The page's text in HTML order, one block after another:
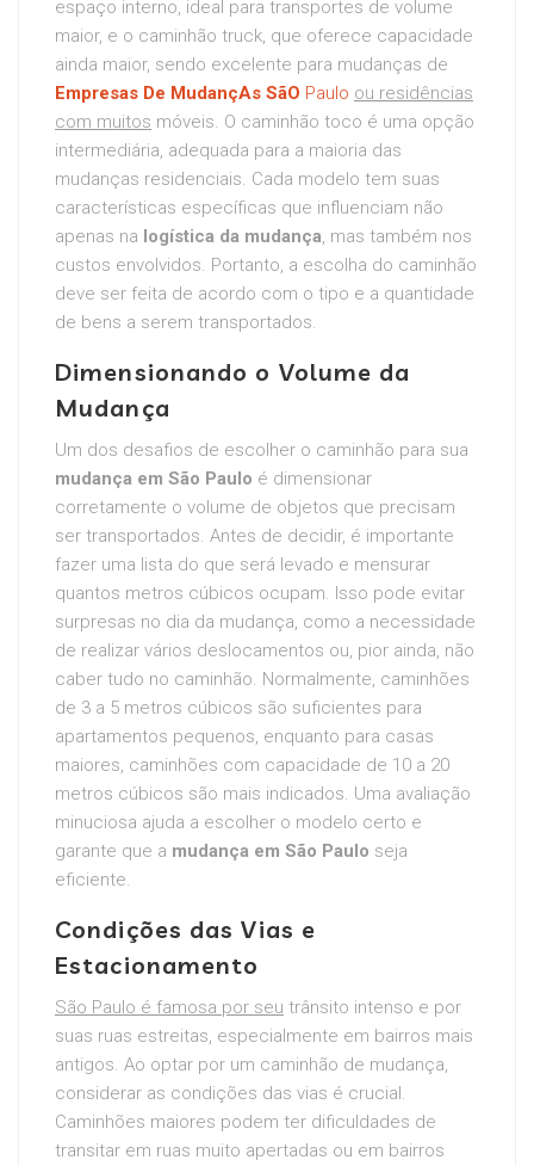
espaço interno, ideal para transportes de volume
maior, e o caminhão truck, que oferece capacidade
ainda maior, sendo excelente para mudanças de
Empresas De MudançAs SãO Paulo ou residências
com muitos móveis. O caminhão toco é uma opção
intermediária, adequada para a maioria das
mudanças residenciais. Cada modelo tem suas
características específicas que influenciam não
apenas na logística da mudança , mas também nos
custos envolvidos. Portanto, a escolha do caminhão
deve ser feita de acordo com o tipo e a quantidade
de bens a serem transportados.
Dimensionando o Volume da
Mudança
Um dos desafios de escolher o caminhão para sua
mudança em São Paulo é dimensionar
corretamente o volume de objetos que precisam
ser transportados. Antes de decidir, é importante
fazer uma lista do que será levado e mensurar
quantos metros cúbicos ocupam. Isso pode evitar
surpresas no dia da mudança, como a necessidade
de realizar vários deslocamentos ou, pior ainda, não
caber tudo no caminhão. Normalmente, caminhões
de 3 a 5 metros cúbicos são suficientes para
apartamentos pequenos, enquanto para casas
maiores, caminhões com capacidade de 10 a 20
metros cúbicos são mais indicados. Uma avaliação
minuciosa ajuda a escolher o modelo certo e
garante que a mudança em São Paulo seja
eficiente.
Condições das Vias e
Estacionamento
São Paulo é famosa por seu trânsito intenso e por
suas ruas estreitas, especialmente em bairros mais
antigos. Ao optar por um caminhão de mudança,
considerar as condições das vias é crucial.
Caminhões maiores podem ter dificuldades de
transitar em ruas muito apertadas ou em bairros